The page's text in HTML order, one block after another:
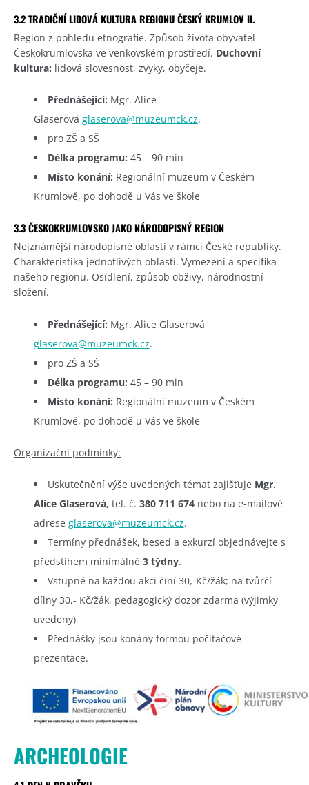
3.2 TRADIČNÍ LIDOVÁ KULTURA REGIONU ČESKÝ KRUMLOV II.
Region z pohledu etnografie. Způsob života obyvatel
Českokrumlovska ve venkovském prostředí. Duchovní
kultura: lidová slovesnost, zvyky, obyčeje.
Přednášející: Mgr. Alice
Glaserová glaserova@muzeumck.cz.
pro ZŠ a SŠ
Délka programu: 45 – 90 min
Místo konání: Regionální muzeum v Českém
Krumlově, po dohodě u Vás ve škole
3.3 ČESKOKRUMLOVSKO JAKO NÁRODOPISNÝ REGION
Nejznámější národopisné oblasti v rámci České republiky.
Charakteristika jednotlivých oblastí. Vymezení a specifika
našeho regionu. Osídlení, způsob obživy, národnostní
složení.
Přednášející: Mgr. Alice Glaserová
glaserova@muzeumck.cz.
pro ZŠ a SŠ
Délka programu: 45 – 90 min
Místo konání: Regionální muzeum v Českém
Krumlově, po dohodě u Vás ve škole
Organizační podmínky:
Uskutečnění výše uvedených témat zajišťuje Mgr.
Alice Glaserová, tel. č. 380 711 674 nebo na e-mailové
adrese glaserova@muzeumck.cz.
Termíny přednášek, besed a exkurzí objednávejte s
předstihem minimálně 3 týdny.
Vstupné na každou akci činí 30,-Kč/žák; na tvůrčí
dílny 30,- Kč/žák, pedagogický dozor zdarma (výjimky
uvedeny)
Přednášky jsou konány formou počítačové
prezentace.
ARCHEOLOGIE